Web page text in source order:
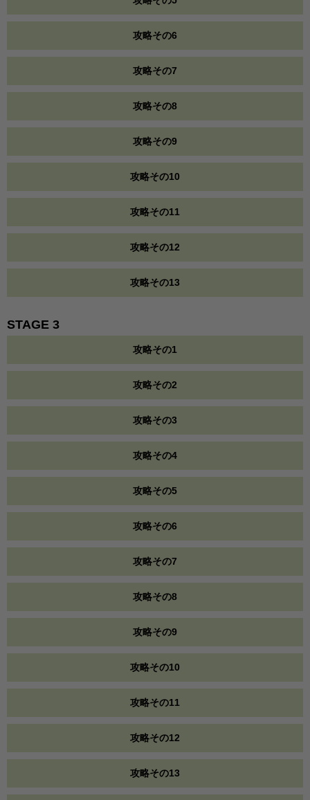
攻略その6
攻略その7
攻略その8
攻略その9
攻略その10
攻略その11
攻略その12
攻略その13
STAGE 3
攻略その1
攻略その2
攻略その3
攻略その4
攻略その5
攻略その6
攻略その7
攻略その8
攻略その9
攻略その10
攻略その11
攻略その12
攻略その13